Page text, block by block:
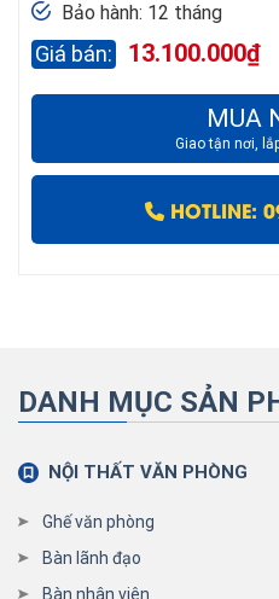
Bảo hành: 12 tháng
13.100.000₫
MUA
Giao tận nơi,
HOTLINE:
DANH MỤC SẢN
NỘI THẤT VĂN PHÒNG
Ghế văn phòng
Bàn lãnh đạo
Bàn nhân viên